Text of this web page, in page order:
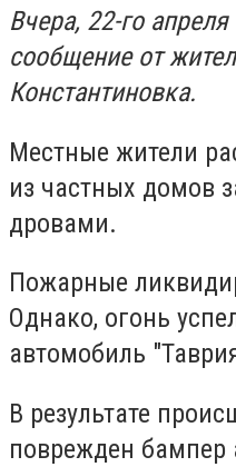
Вчера, 22-го
сообщение от
Константиновка.
Местные жители
из частных домов
дровами.
Пожарные
Однако, огонь
автомобиль
В результате
поврежден бампер